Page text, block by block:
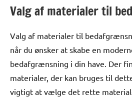
Valg af materialer til
Valg af materialer til
når du ønsker at skabe en
bedafgrænsning i din have. Der
materialer, der kan bruges til
vigtigt at vælge det rette